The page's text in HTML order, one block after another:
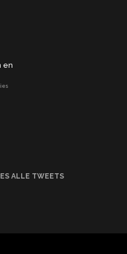
en
ALLE TWEETS